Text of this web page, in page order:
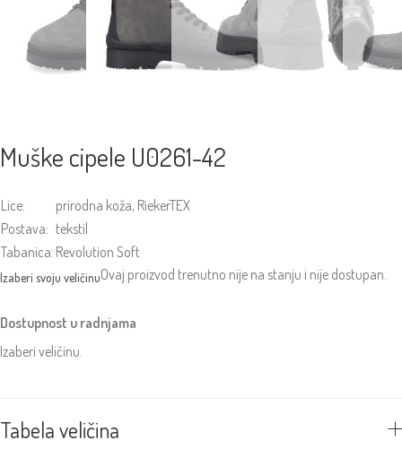
Muške cipele U0261-42
Lice:
prirodna koža, RiekerTEX
Postava: tekstil
Tabanica: Revolution Soft
Ovaj proizvod trenutno nije na stanju i nije dostupan.
Dostupnost u radnjama
Izaberi veličinu.
Tabela veličina